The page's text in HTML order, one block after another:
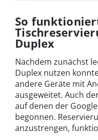
So
Duplex
Nachdem zunächst
Duplex nutzen
andere Geräte mit
ausgeweitet. Auch
auf denen der
begonnen.
anzustrengen,